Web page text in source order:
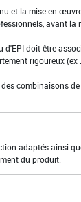
et la mise en
avant
doit être
rigoureux
combinaisons
adaptés ainsi
du produit.